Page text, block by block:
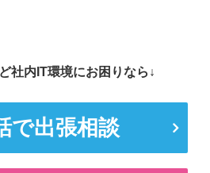
社内IT環境にお困りなら↓
で出張相談